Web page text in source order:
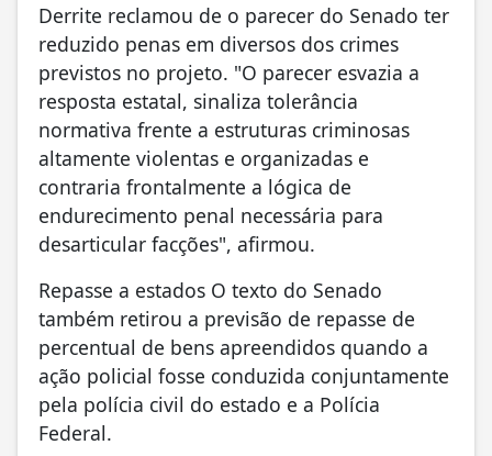
Derrite reclamou de o parecer do Senado ter
reduzido penas em diversos dos crimes
previstos no projeto. "O parecer esvazia a
resposta estatal, sinaliza tolerância
normativa frente a estruturas criminosas
altamente violentas e organizadas e
contraria frontalmente a lógica de
endurecimento penal necessária para
desarticular facções", afirmou.
Repasse a estados O texto do Senado
também retirou a previsão de repasse de
percentual de bens apreendidos quando a
ação policial fosse conduzida conjuntamente
pela polícia civil do estado e a Polícia
Federal.